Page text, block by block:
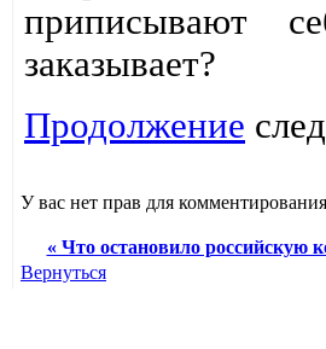
приписывают
заказывает?
Продолжение
У вас нет прав для
« Что остановило российскую
Вернуться